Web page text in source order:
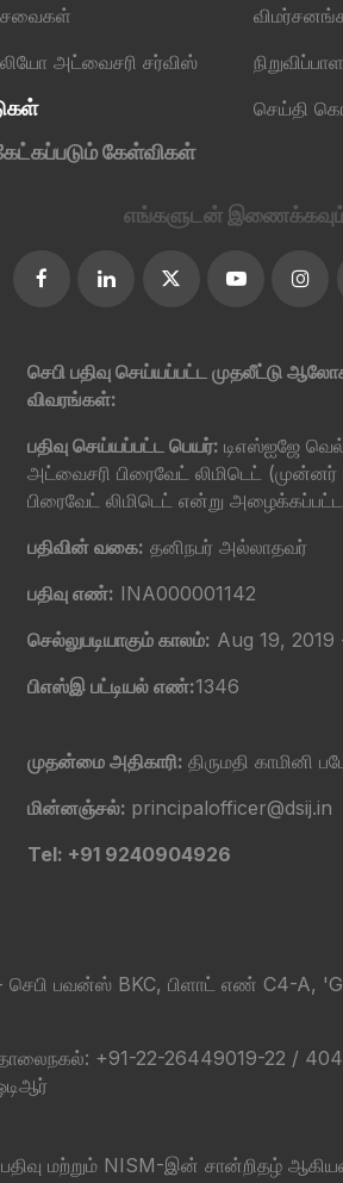
அட்வைசரி சர்விஸ்
கேள்விகள்
செய்தி
எங்களுடன்
செபி பதிவு செய்யப்பட்ட முதலீட்டு
விவரங்கள்:
பதிவு செய்யப்பட்ட பெயர்: டிஎஸ்ஐஜே
அட்வைசரி பிரைவேட் லிமிடெட் (முன்னர்
பிரைவேட் லிமிடெட் என்று
பதிவின் வகை: தனிநபர் அல்லாதவர்
பதிவு எண்: INA000001142
செல்லுபடியாகும் காலம்: Aug 19, 2019
பிஎஸ்இ பட்டியல் எண்:1346
முதன்மை அதிகாரி: திருமதி காமினி
மின்னஞ்சல்: principalofficer@dsij.in
Tel: +91 9240904926
பவன்ஸ் BKC, பிளாட் எண் C4-A,
+91-22-26449019-22 /
மற்றும் NISM-இன் சான்றிதழ்